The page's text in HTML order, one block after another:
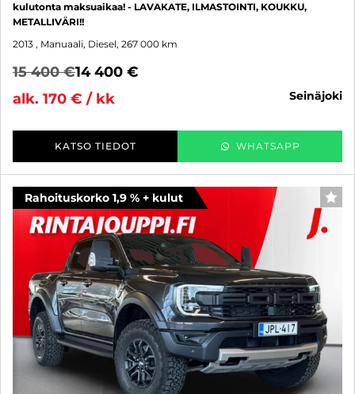
kulutonta maksuaikaa! - LAVAKATE, ILMASTOINTI, KOUKKU,
METALLIVÄRI!!
2013 , Manuaali, Diesel, 267 000 km
15 400 €14 400 €
alk. 170 € / kk
seinäjoki
KATSO TIEDOT WHATSAPP
Rahoituskorko 1,9 % + kulut